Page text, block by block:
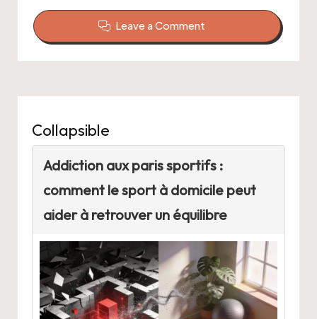
Leave a Comment
Collapsible
Addiction aux paris sportifs :
comment le sport à domicile peut
aider à retrouver un équilibre